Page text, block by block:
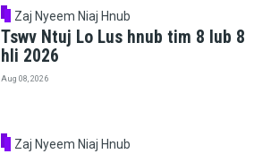
Zaj Nyeem Niaj Hnub
Tswv Ntuj Lo Lus hnub tim 8 lub 8
hli 2026
Aug 08, 2026
Zaj Nyeem Niaj Hnub